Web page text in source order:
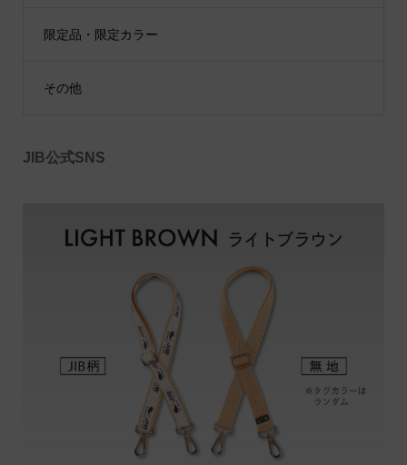
限定品・限定カラー
その他
JIB公式SNS